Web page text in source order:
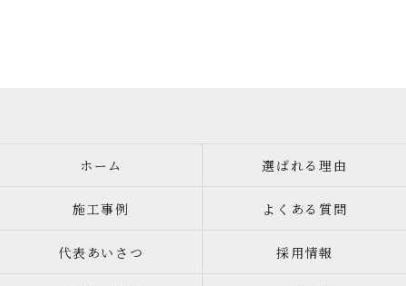
ホーム 選ばれる理由
施工事例 よくある質問
代表あいさつ 採用情報